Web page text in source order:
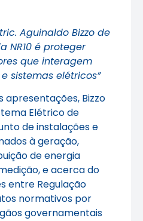
Aguinaldo Bizzo de
NR10 é proteger
que interagem
sistemas elétricos”
apresentações, Bizzo
Elétrico de
de instalações e
à geração,
de energia
e acerca do
entre Regulação
normativos por
governamentais